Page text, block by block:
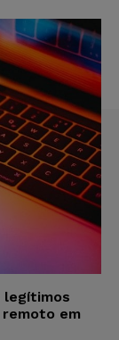
legítimos
em